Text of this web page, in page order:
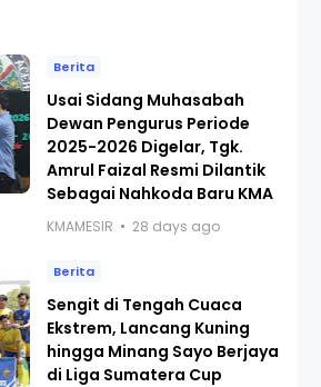
Berita
Usai Sidang Muhasabah
Dewan Pengurus Periode
2025-2026 Digelar, Tgk.
Amrul Faizal Resmi Dilantik
Sebagai Nahkoda Baru KMA
KMAMESIR 28 days ago
Berita
Sengit di Tengah Cuaca
Ekstrem, Lancang Kuning
hingga Minang Sayo Berjaya
di Liga Sumatera Cup